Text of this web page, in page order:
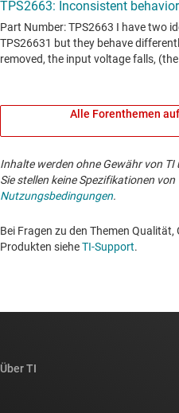
Alle Forenthemen
Inhalte werden ohne Gewähr von
Sie stellen keine Spezifikationen von
Nutzungsbedingungen.
Bei Fragen zu den Themen
Produkten sieheTI-Support. ​​​​​​​​​​​​​​
Über TI